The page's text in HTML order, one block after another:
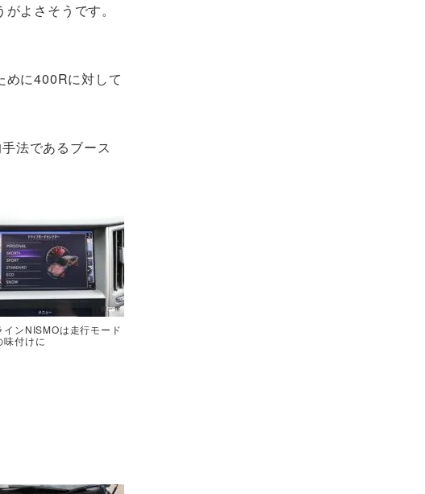
よさそうです。
めに400Rに対して
法であるブース
インNISMOは走行モード
味付けに